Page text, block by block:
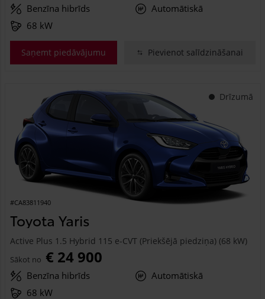
Benzīna hibrīds
Automātiskā
68 kW
Saņemt piedāvājumu Pievienot salīdzināšanai
Drīzumā
#CA83811940
Toyota Yaris
Active Plus 1.5 Hybrid 115 e-CVT (Priekšējā piedziņa) (68 kW)
Sākot no € 24 900
Benzīna hibrīds
Automātiskā
68 kW